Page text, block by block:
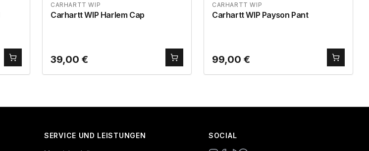
CARHARTT WIP
Carhartt WIP Harlem Cap
39,00 €
CARHARTT WIP
Carhartt WIP Payson Pant
99,00 €
SERVICE UND LEISTUNGEN SOCIAL